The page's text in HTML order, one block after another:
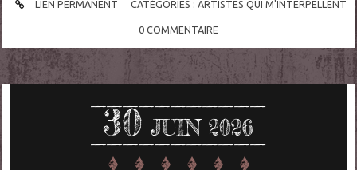
LIEN PERMANENT CATÉGORIES : ARTISTES QUI M'INTERPELLENT
0 COMMENTAIRE
30 JUIN 2026